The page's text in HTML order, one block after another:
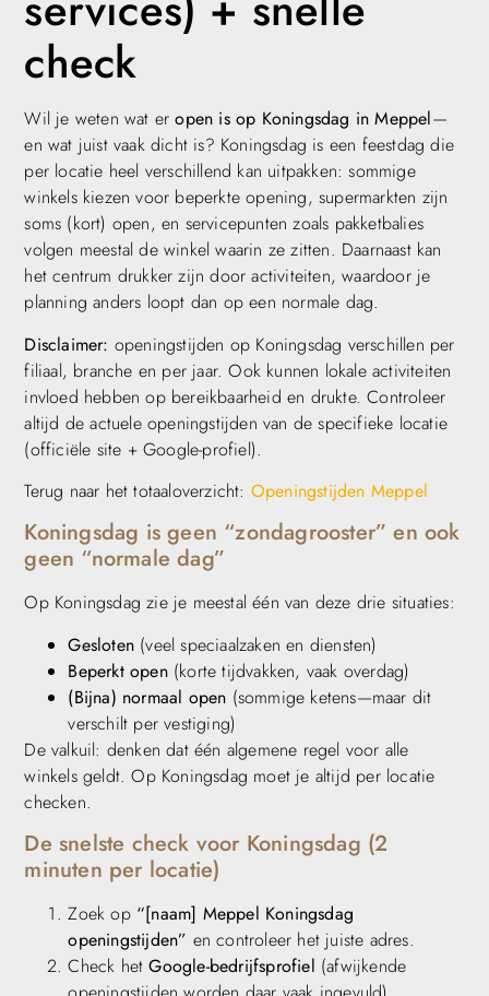
check
Wil je weten wat eropen is op Koningsdag in Meppel—
en wat juist vaak dicht is? Koningsdag is een feestdag die
per locatie heel verschillend kan uitpakken: sommige
winkels kiezen voor beperkte opening, supermarkten zijn
soms (kort) open, en servicepunten zoals pakketbalies
volgen meestal de winkel waarin ze zitten. Daarnaast kan
het centrum drukker zijn door activiteiten, waardoor je
planning anders loopt dan op een normale dag.
Disclaimer: openingstijden op Koningsdag verschillen per
filiaal, branche en per jaar. Ook kunnen lokale activiteiten
invloed hebben op bereikbaarheid en drukte. Controleer
altijd de actuele openingstijden van de specifieke locatie
(officiële site + Google-profiel).
Terug naar het totaaloverzicht: Openingstijden Meppel
Koningsdag is geen “zondagrooster” en ook
geen “normale dag”
Op Koningsdag zie je meestal één van deze drie situaties:
Gesloten (veel speciaalzaken en diensten)
Beperkt open(korte tijdvakken, vaak overdag)
(Bijna) normaal open (sommige ketens—maar dit
verschilt per vestiging)
De valkuil: denken dat één algemene regel voor alle
winkels geldt. Op Koningsdag moet je altijd per locatie
checken.
De snelste check voor Koningsdag (2
minuten per locatie)
Zoek op “[naam] Meppel Koningsdag
openingstijden” en controleer het juiste adres.
Check hetGoogle-bedrijfsprofiel (afwijkende